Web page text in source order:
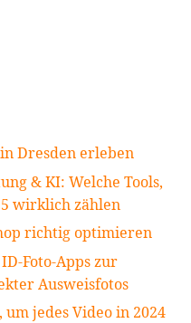
Dresden erleben
& KI: Welche Tools,
wirklich zählen
richtig optimieren
Foto-Apps zur
Ausweisfotos
jedes Video in 2024